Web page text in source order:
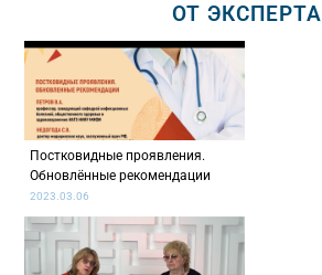
ОТ ЭКСПЕРТА
Постковидные проявления.
Обновлённые рекомендации
2023.03.06